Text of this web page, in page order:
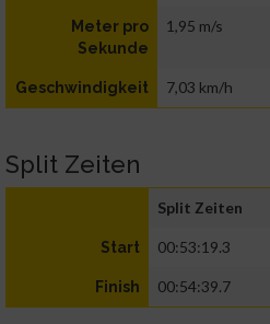
Meter pro
Sekunde
1,95 m/s
Geschwindigkeit 7,03 km/h
Split Zeiten
Split Zeiten
Start 00:53:19.3
Finish 00:54:39.7